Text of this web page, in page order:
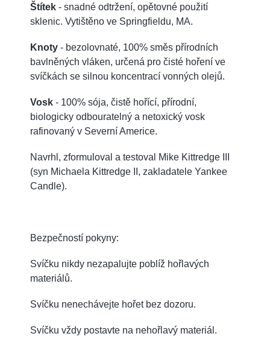
Štítek - snadné odtržení, opětovné použití
sklenic. Vytištěno ve Springfieldu, MA.
Knoty - bezolovnaté, 100% směs přírodních
bavlněných vláken, určená pro čisté hoření ve
svíčkách se silnou koncentrací vonných olejů.
Vosk - 100% sója, čistě hořící, přírodní,
biologicky odbouratelný a netoxický vosk
rafinovaný v Severní Americe.
Navrhl, zformuloval a testoval Mike Kittredge III
(syn Michaela Kittredge II, zakladatele Yankee
Candle).
Bezpečností pokyny:
Svíčku nikdy nezapalujte poblíž hořlavých
materiálů.
Svíčku nenechávejte hořet bez dozoru.
Svíčku vždy postavte na nehořlavý materiál.